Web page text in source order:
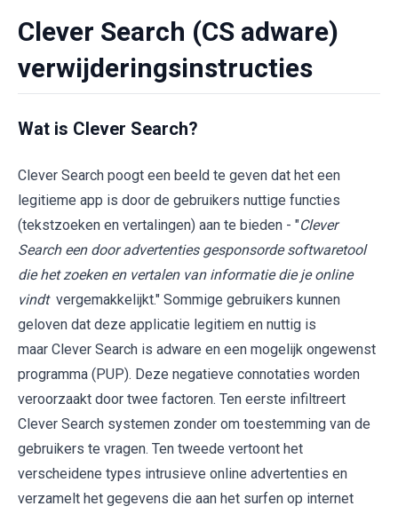
Clever Search (CS adware)
verwijderingsinstructies
Wat is Clever Search?
Clever Search poogt een beeld te geven dat het een
legitieme app is door de gebruikers nuttige functies
(tekstzoeken en vertalingen) aan te bieden - "Clever
Search een door advertenties gesponsorde softwaretool
die het zoeken en vertalen van informatie die je online
vindt vergemakkelijkt." Sommige gebruikers kunnen
geloven dat deze applicatie legitiem en nuttig is
maar Clever Search is adware en een mogelijk ongewenst
programma (PUP). Deze negatieve connotaties worden
veroorzaakt door twee factoren. Ten eerste infiltreert
Clever Search systemen zonder om toestemming van de
gebruikers te vragen. Ten tweede vertoont het
verscheidene types intrusieve online advertenties en
verzamelt het gegevens die aan het surfen op internet